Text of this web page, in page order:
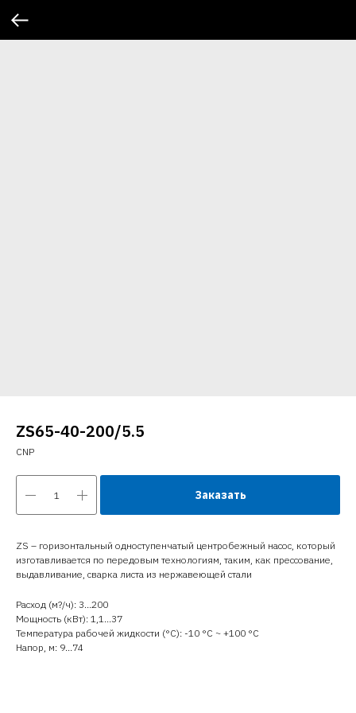
ZS65-40-200/5.5
CNP
Заказать
ZS – горизонтальный одноступенчатый центробежный насос, который
изготавливается по передовым технологиям, таким, как прессование,
выдавливание, сварка листа из нержавеющей стали
Расход (м?/ч): 3…200
Мощность (кВт): 1,1…37
Температура рабочей жидкости (°C): -10 °С ~ +100 °С
Напор, м: 9…74